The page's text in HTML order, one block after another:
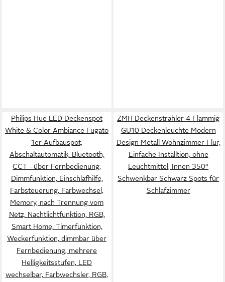
Philips Hue LED Deckenspot
White & Color Ambiance Fugato
1er Aufbauspot,
Abschaltautomatik, Bluetooth,
CCT - über Fernbedienung,
Dimmfunktion, Einschlafhilfe,
Farbsteuerung, Farbwechsel,
Memory, nach Trennung vom
Netz, Nachtlichtfunktion, RGB,
Smart Home, Timerfunktion,
Weckerfunktion, dimmbar über
Fernbedienung, mehrere
Helligkeitsstufen, LED
wechselbar, Farbwechsler, RGB,
ZMH Deckenstrahler 4 Flammig
GU10 Deckenleuchte Modern
Design Metall Wohnzimmer Flur,
Einfache Installtion, ohne
Leuchtmittel, Innen 350°
Schwenkbar Schwarz Spots für
Schlafzimmer